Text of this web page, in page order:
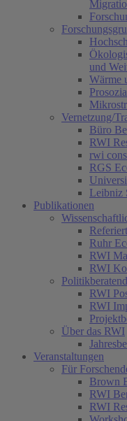
und
Wärme
Vernetzung/
Büro
RWI
rwi
RGS
Leibniz
Publikationen
Ruhr
RWI
RWI
Politikberatend
RWI
RWI
Über das RWI
Veranstaltungen
Für
Brown
RWI
RWI